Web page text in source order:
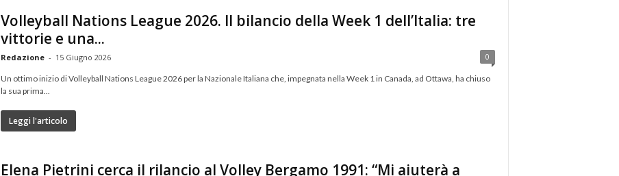
Volleyball Nations League 2026. Il bilancio della Week 1 dell’Italia: tre
vittorie e una...
Redazione - 15 Giugno 2026 0
Un ottimo inizio di Volleyball Nations League 2026 per la Nazionale Italiana che, impegnata nella Week 1 in Canada, ad Ottawa, ha chiuso
la sua prima...
Leggi l'articolo
Elena Pietrini cerca il rilancio al Volley Bergamo 1991: “Mi aiuterà a